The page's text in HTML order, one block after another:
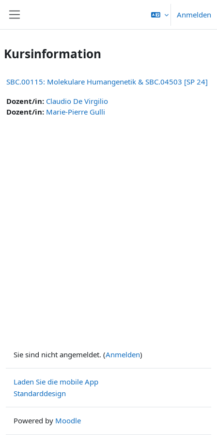
Anmelden
Kursinformation
SBC.00115: Molekulare Humangenetik & SBC.04503 [SP 24]
Dozent/in: Claudio De Virgilio
Dozent/in: Marie-Pierre Gulli
Sie sind nicht angemeldet. (Anmelden)
Laden Sie die mobile App
Standarddesign
Powered by Moodle